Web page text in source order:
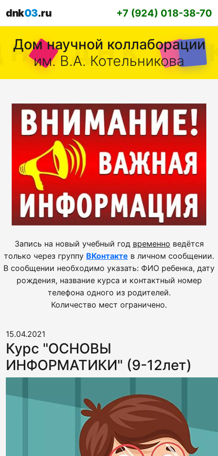
dnk03.ru +7 (924) 018-38-70
Дом научной коллаборации
им. В.А. Котельникова
Запись на новый учебный год временно ведётся
только через группу ВКонтакте в личном сообщении.
В сообщении необходимо указать: ФИО ребенка, дату
рождения, название курса и контактный номер
телефона одного из родителей.
Количество мест ограничено.
15.04.2021
Курс "ОСНОВЫ
ИНФОРМАТИКИ" (9-12лет)